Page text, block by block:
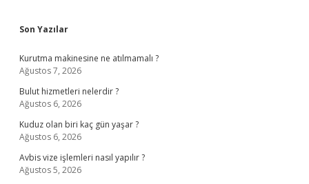
Sidebar
Son Yazılar
Kurutma makinesine ne atılmamalı ?
Ağustos 7, 2026
Bulut hizmetleri nelerdir ?
Ağustos 6, 2026
Kuduz olan biri kaç gün yaşar ?
Ağustos 6, 2026
Avbis vize işlemleri nasıl yapılır ?
Ağustos 5, 2026